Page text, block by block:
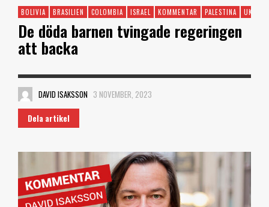
BOLIVIA BRASILIEN COLOMBIA ISRAEL KOMMENTAR PALESTINA
De döda barnen tvingade regeringen
att backa
DAVID ISAKSSON 3 NOVEMBER, 2023
Dela artikel